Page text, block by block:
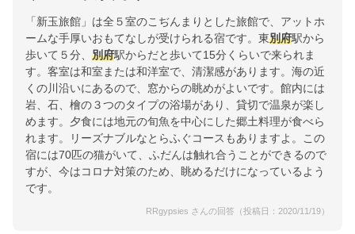
「新玉旅館」は全５室のこぢんまりとした旅館で、アットホ
ームな手厚いおもてなしが受けられる宿です。東別府駅から
歩いて５分、 別府駅からだと歩いて15分くらいで来られま
す。客室は和室または和洋室で、清潔感があります。海の近
くの川沿いにあるので、窓からの眺めがよいです。館内には
岩、石、檜の３つのタイプの浴場があり、貸切で温泉が楽し
めます。夕食には地元の旬魚を中心にした郷土料理が食べら
れます。リーズナブルなとらふぐコースもありますよ。この
宿には70匹の猫がいて、ふだんは触れ合うことができるので
すが、今はコロナ対策のため、眺めるだけになっているよう
です。
RRgypsies さんの回答（投稿日：2020/11/19）